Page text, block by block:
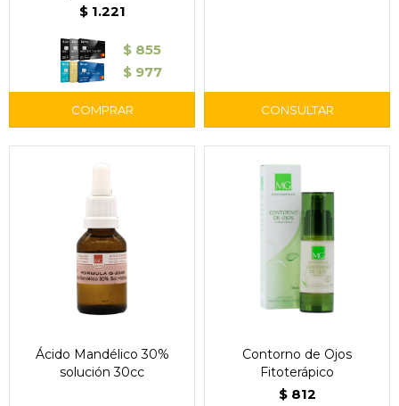
$ 1.221
$ 855
$ 977
Ácido Mandélico 30%
solución 30cc
Contorno de Ojos
Fitoterápico
$ 812